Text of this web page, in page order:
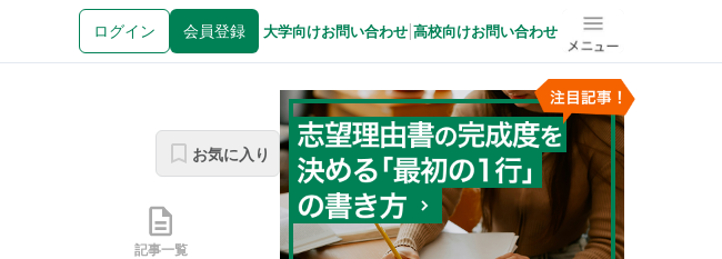
ログイン 会員登録 大学向けお問い合わせ 高校向けお問い合わせ メニュー
お気に入り
記事一覧